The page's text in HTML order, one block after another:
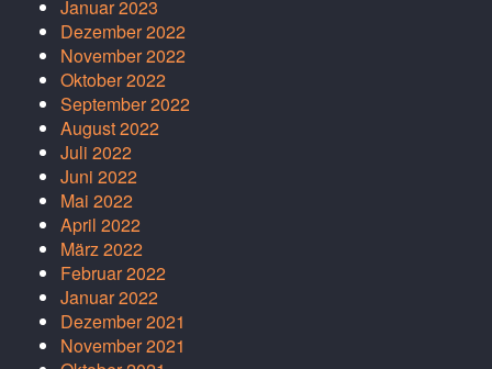
Januar 2023
Dezember 2022
November 2022
Oktober 2022
September 2022
August 2022
Juli 2022
Juni 2022
Mai 2022
April 2022
März 2022
Februar 2022
Januar 2022
Dezember 2021
November 2021